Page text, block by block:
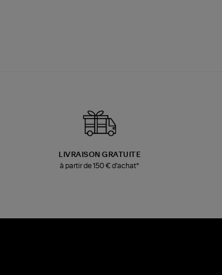
LIVRAISON GRATUITE
à partir de 150 € d'achat*